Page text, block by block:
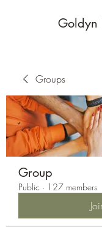
Goldyn
Groups
Group
Public · 127 members